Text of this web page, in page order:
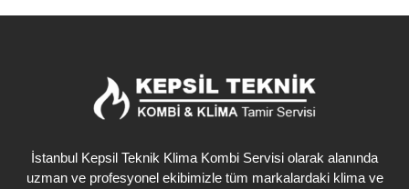
İstanbul Kepsil Teknik Klima Kombi Servisi olarak alanında
uzman ve profesyonel ekibimizle tüm markalardaki klima ve